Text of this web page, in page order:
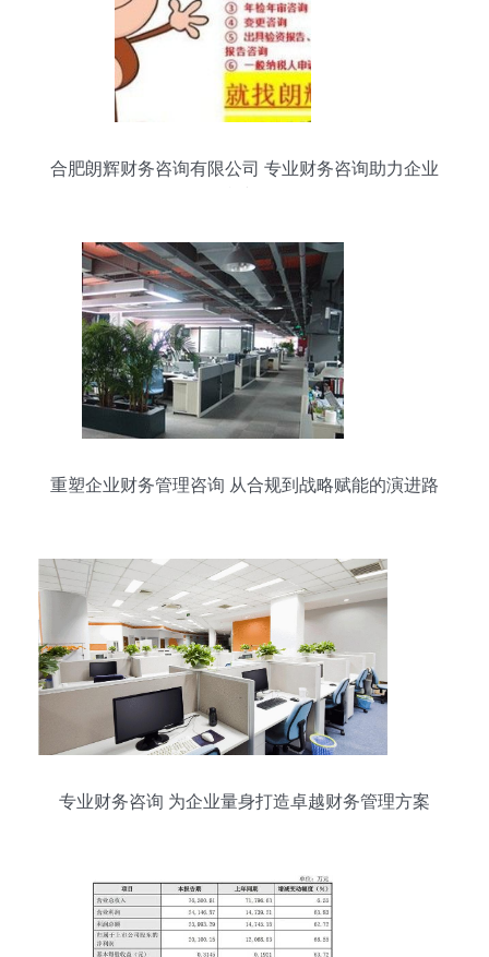
合肥朗辉财务咨询有限公司 专业财务咨询助力企业
重塑企业财务管理咨询 从合规到战略赋能的演进路
专业财务咨询 为企业量身打造卓越财务管理方案